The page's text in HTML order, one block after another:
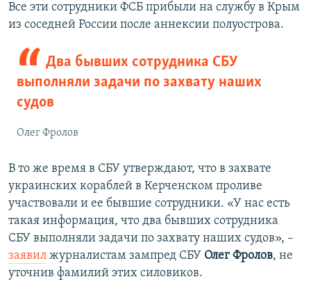
Все эти сотрудники ФСБ прибыли на службу в Крым
из соседней России после аннексии полуострова.
Два бывших сотрудника СБУ
выполняли задачи по захвату наших
судов
Олег Фролов
В то же время в СБУ утверждают, что в захвате
украинских кораблей в Керченском проливе
участвовали и ее бывшие сотрудники. «У нас есть
такая информация, что два бывших сотрудника
СБУ выполняли задачи по захвату наших судов», –
заявил журналистам зампред СБУ Олег Фролов, не
уточнив фамилий этих силовиков.